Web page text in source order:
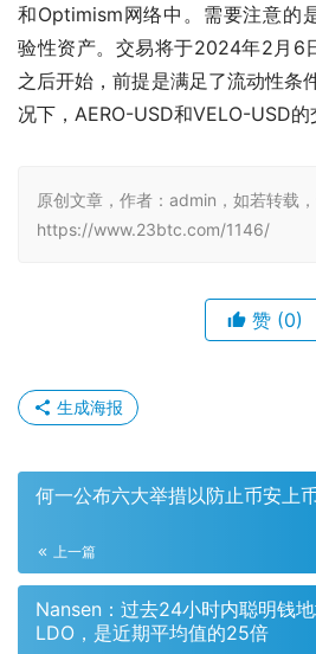
和Optimism网络中。需要注意的
验性资产。交易将于2024年2月6
之后开始，前提是满足了流动性条
况下，AERO-USD和VELO-USD的
原创文章，作者：admin，如若转载
https://www.23btc.com/1146/
赞 (0)
生成海报
何一公布六大举措以防止币安上
上一篇
Nansen：过去24小时内聪明钱
LDO，是近期平均值的25倍